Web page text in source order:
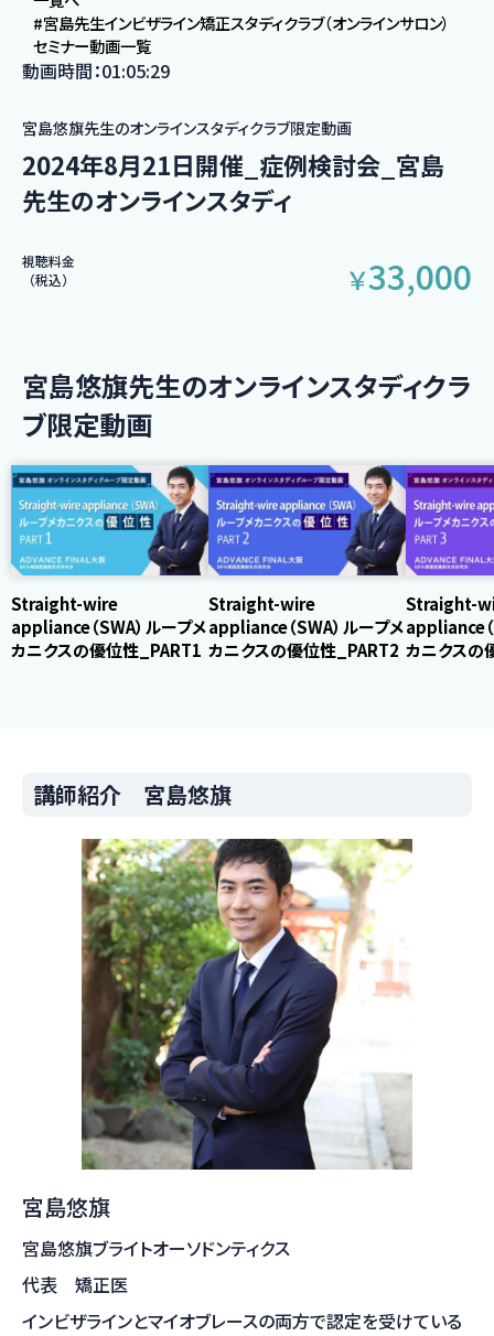
宮島悠旗先生のオンラインスタディクラブ限定動画
2024年8月21日開催_症例検討会_宮島
先生のオンラインスタディ
視聴料金
（税込）
￥33,000
#宮島先生インビザライン矯正スタディクラブ（オンラインサロン）
セミナー動画一覧
動画時間：01:05:29
宮島悠旗先生のオンラインスタディクラ
ブ限定動画
Straight-wire
appliance（SWA）ループメ
カニクスの優位性_PART1
Straight-wire
appliance（SWA）ループメ
カニクスの優位性_PART2
Straight-
appliance
カニクスの
講師紹介 宮島悠旗
宮島悠旗
宮島悠旗ブライトオーソドンティクス
代表 矯正医
インビザラインとマイオブレースの両方で認定を受けている